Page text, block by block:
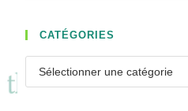
CATÉGORIES